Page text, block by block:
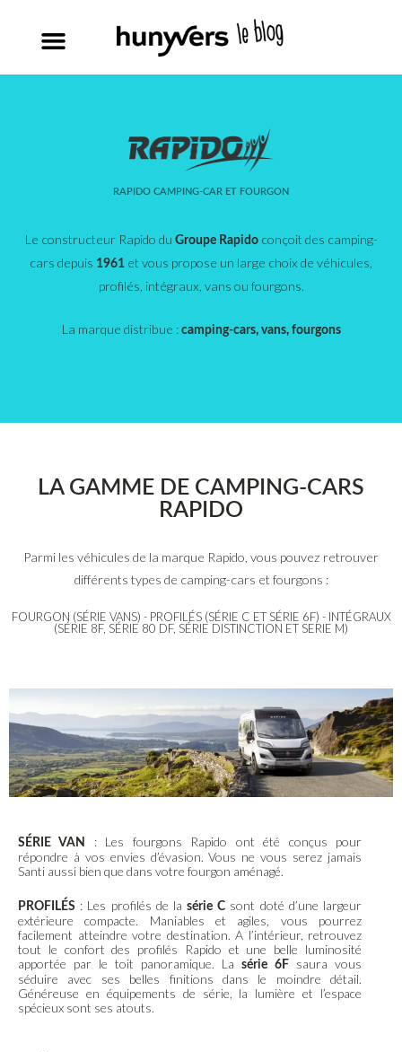
RAPIDO CAMPING-CAR ET FOURGON
Le constructeur Rapido du Groupe Rapidoconçoit des camping-
cars depuis 1961 et vous propose un large choix de véhicules,
profilés, intégraux, vans ou fourgons.
La marque distribue : camping-cars, vans, fourgons
LA GAMME DE CAMPING-CARS
RAPIDO
Parmi les véhicules de la marque Rapido, vous pouvez retrouver
différents types de camping-cars et fourgons :
FOURGON (SÉRIE VANS) - PROFILÉS (SÉRIE C ET SÉRIE 6F) - INTÉGRAUX
(SÉRIE 8F, SÉRIE 80 DF, SÉRIE DISTINCTION ET SERIE M)
SÉRIE VAN
: Les fourgons Rapido ont été conçus pour
répondre à vos envies d’évasion. Vous ne vous serez jamais
Santi aussi bien que dans votre fourgon aménagé.
PROFILÉS : Les profilés de lasérie C sont doté d’une largeur
extérieure compacte. Maniables et agiles, vous pourrez
facilement atteindre votre destination. A l’intérieur, retrouvez
tout le confort des profilés Rapido et une belle luminosité
apportée par le toit panoramique. La
série 6F
saura vous
séduire avec ses belles finitions dans le moindre détail.
Généreuse en équipements de série, la lumière et l’espace
spécieux sont ses atouts.